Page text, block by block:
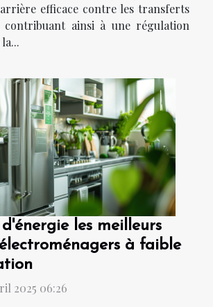
efficace contre les transferts
contribuant ainsi à une régulation
les meilleurs
à faible
2025 06:26